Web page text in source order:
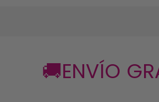
🚚ENVÍO